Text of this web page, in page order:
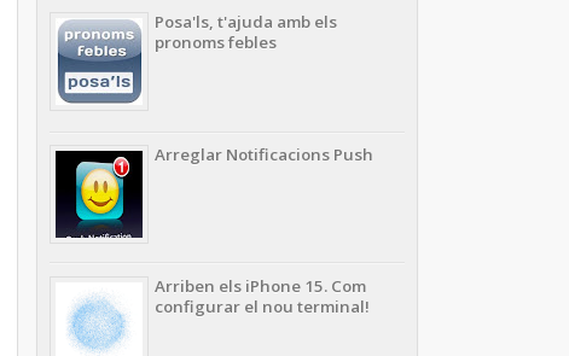
Posa'ls, t'ajuda amb els
pronoms febles
Arreglar Notificacions Push
Arriben els iPhone 15. Com
configurar el nou terminal!